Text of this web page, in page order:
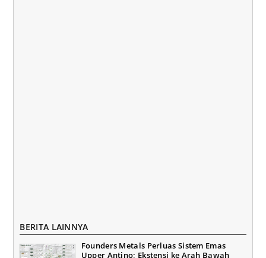
BERITA LAINNYA
Founders Metals Perluas Sistem Emas
Upper Antino; Ekstensi ke Arah Bawah